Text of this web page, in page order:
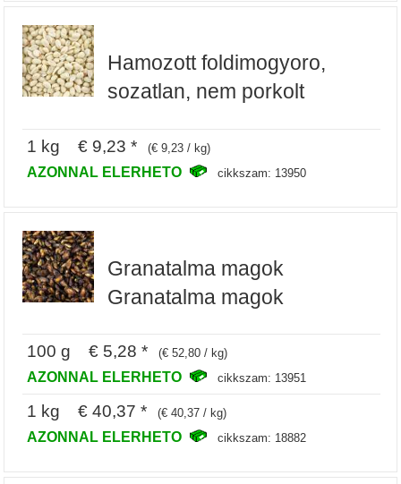
Hamozott foldimogyoro,
sozatlan, nem porkolt
1 kg € 9,23 * (€ 9,23 / kg)
AZONNAL ELERHETO cikkszam: 13950
Granatalma magok
Granatalma magok
100 g € 5,28 * (€ 52,80 / kg)
AZONNAL ELERHETO cikkszam: 13951
1 kg € 40,37 * (€ 40,37 / kg)
AZONNAL ELERHETO cikkszam: 18882